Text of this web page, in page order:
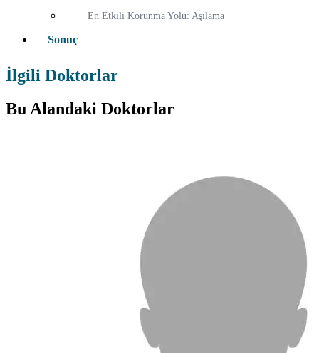
En Etkili Korunma Yolu: Aşılama
Sonuç
İlgili Doktorlar
Bu Alandaki Doktorlar